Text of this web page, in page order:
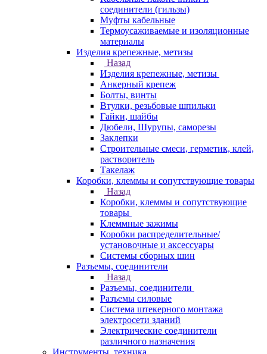
соединители (гильзы)
Муфты кабельные
Термоусаживаемые и изоляционные
материалы
Изделия крепежные, метизы
Назад
Изделия крепежные, метизы
Анкерный крепеж
Болты, винты
Втулки, резьбовые шпильки
Гайки, шайбы
Дюбели, Шурупы, саморезы
Заклепки
Строительные смеси, герметик, клей,
растворитель
Такелаж
Коробки, клеммы и сопутствующие товары
Назад
Коробки, клеммы и сопутствующие
товары
Клеммные зажимы
Коробки распределительные/
установочные и аксессуары
Системы сборных шин
Разъемы, соединители
Назад
Разъемы, соединители
Разъемы силовые
Система штекерного монтажа
электросети зданий
Электрические соединители
различного назначения
Инструменты, техника